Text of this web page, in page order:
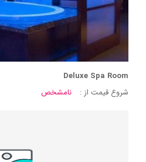
Deluxe Spa Room
شروع قیمت از :
نامشخص